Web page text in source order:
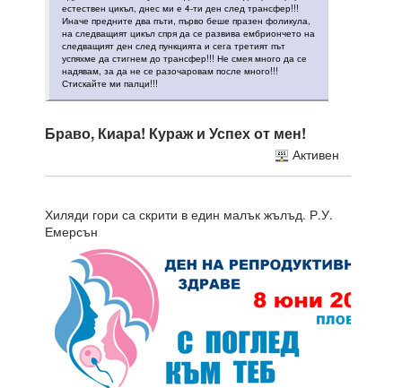
естествен цикъл, днес ми е 4-ти ден след трансфер!!!
Иначе предните два пъти, първо беше празен фоликула,
на следващият цикъл спря да се развива ембриончето на
следващият ден след пункцията и сега третият път
успяхме да стигнем до трансфер!!! Не смея много да се
надявам, за да не се разочаровам после много!!!
Стискайте ми палци!!!
Браво, Киара! Кураж и Успех от мен!
Активен
Хиляди гори са скрити в един малък жълъд. Р.У.
Емерсън